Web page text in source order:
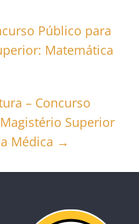
Público para
Matemática
– Concurso
Superior
Médica →